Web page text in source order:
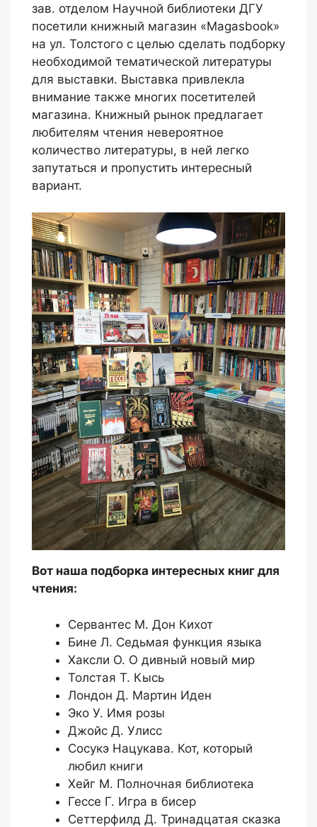
зав. отделом Научной библиотеки ДГУ
посетили книжный магазин «Magasbook»
на ул. Толстого с целью сделать подборку
необходимой тематической литературы
для выставки. Выставка привлекла
внимание также многих посетителей
магазина. Книжный рынок предлагает
любителям чтения невероятное
количество литературы, в ней легко
запутаться и пропустить интересный
вариант.
Вот наша подборка интересных книг для
чтения:
Сервантес М. Дон Кихот
Бине Л. Седьмая функция языка
Хаксли О. О дивный новый мир
Толстая Т. Кысь
Лондон Д. Мартин Иден
Эко У. Имя розы
Джойс Д. Улисс
Сосукэ Нацукава. Кот, который
любил книги
Хейг М. Полночная библиотека
Гессе Г. Игра в бисер
Сеттерфилд Д. Тринадцатая сказка